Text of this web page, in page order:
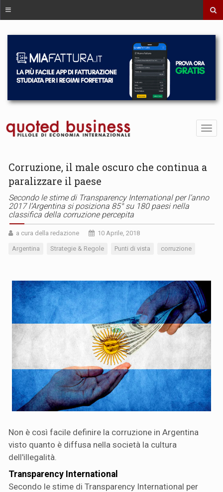
Corruzione, il male oscuro che continua a
paralizzare il paese
Secondo le stime di Transparency International per l’anno
2017 l’Argentina si posiziona 85° su 180 paesi nella
classifica della corruzione percepita
a cura della redazione 10 Aprile, 2018
Argentina Strategie & Regole Punti di vista corruzione
Non è così facile definire la corruzione in Argentina
visto quanto è diffusa nella società la cultura
dell'illegalità.
Transparency International
Secondo le stime di Transparency International per